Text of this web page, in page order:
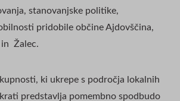
stanovanjske politike,
pridobile občine Ajdovščina,
in Žalec.
ki ukrepe s področja lokalnih
predstavlja pomembno spodbudo